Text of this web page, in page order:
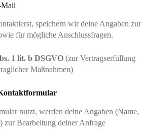
Mail
speichern wir deine Angaben zur
für mögliche Anschlussfragen.
1 lit. b DSGVO (zur Vertragserfüllung
Maßnahmen)
nutzt, werden deine Angaben (Name,
zur Bearbeitung deiner Anfrage